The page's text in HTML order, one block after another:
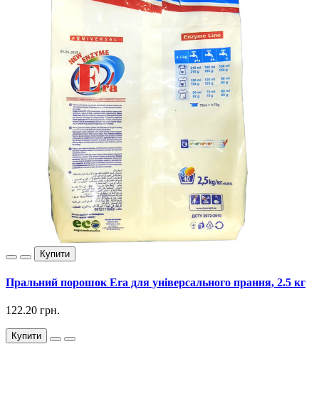
Купити
Пральний порошок Era для універсального прання, 2.5 кг
122.20 грн.
Купити